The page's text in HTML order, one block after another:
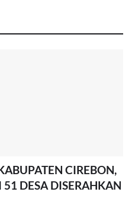
CIREBON,
DESA DISERAHKAN